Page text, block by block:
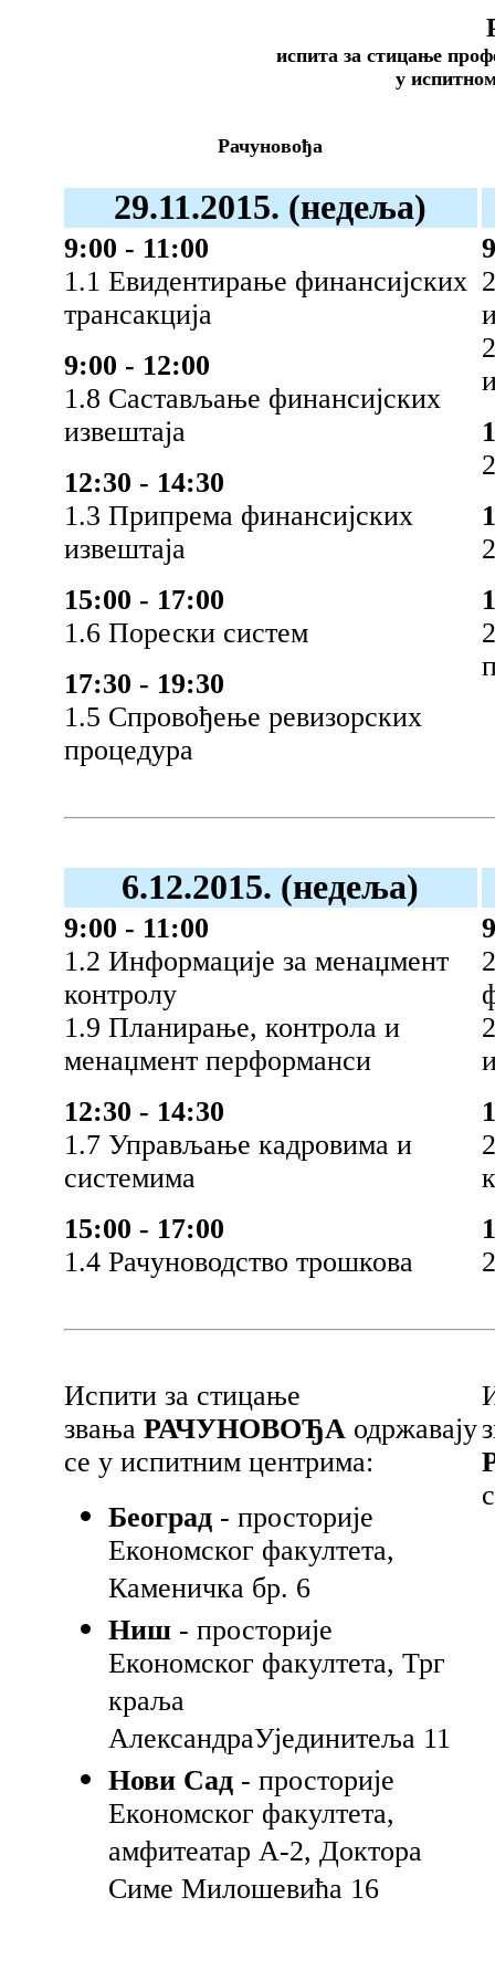
испита за стицање
у
Рачуновођа
29.11.2015. (недеља)
9:00 - 11:00
1.1 Евидентирање финансијских
трансакција
9:00 - 12:00
1.8 Састављање финансијских
извештаја
12:30 - 14:30
1.3 Припрема финансијских
извештаја
15:00 - 17:00
1.6 Порески систем
17:30 - 19:30
1.5 Спровођење ревизорских
процедура
6.12.2015. (недеља)
9:00 - 11:00
1.2 Информације за менаџмент
контролу
1.9 Планирање, контрола и
менаџмент перформанси
12:30 - 14:30
1.7 Управљање кадровима и
системима
15:00 - 17:00
1.4 Рачуноводство трошкова
Испити за стицање
звања РАЧУНОВОЂА одржавају
се у испитним центрима:
Београд - просторије
Економског факултета,
Каменичка бр. 6
Ниш - просторије
Економског факултета, Трг
краља
АлександраУјединитеља 11
Нови Сад - просторије
Економског факултета,
амфитеатар А-2, Доктора
Симе Милошевића 16